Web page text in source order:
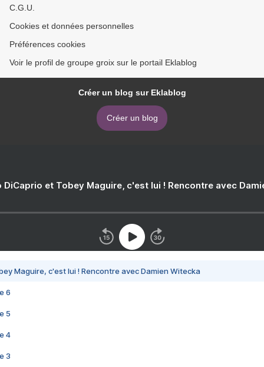
C.G.U.
Cookies et données personnelles
Préférences cookies
Voir le profil de groupe groix sur le portail Eklablog
Créer un blog sur Eklablog
Créer un blog
DiCaprio et Tobey Maguire, c'est lui ! Rencontre avec
Maguire, c'est lui ! Rencontre avec Damien Witecka
6
5
4
3